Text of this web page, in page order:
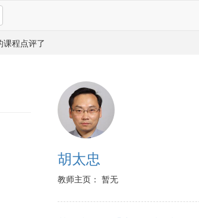
课程点评了
胡太忠
教师主页： 暂无